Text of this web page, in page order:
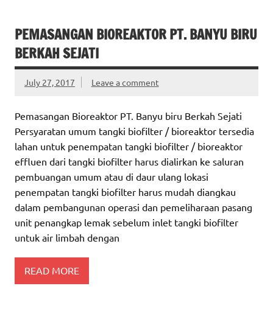
PEMASANGAN BIOREAKTOR PT. BANYU BIRU
BERKAH SEJATI
July 27, 2017 Leave a comment
Pemasangan Bioreaktor PT. Banyu biru Berkah Sejati
Persyaratan umum tangki biofilter / bioreaktor tersedia
lahan untuk penempatan tangki biofilter / bioreaktor
effluen dari tangki biofilter harus dialirkan ke saluran
pembuangan umum atau di daur ulang lokasi
penempatan tangki biofilter harus mudah diangkau
dalam pembangunan operasi dan pemeliharaan pasang
unit penangkap lemak sebelum inlet tangki biofilter
untuk air limbah dengan
READ MORE